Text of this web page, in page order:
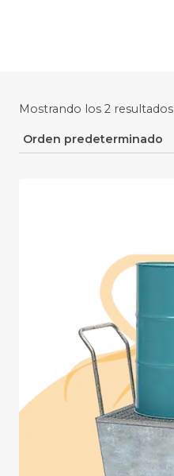
Mostrando los 2 resultados